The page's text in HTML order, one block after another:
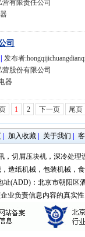
营有限责任公司
司
发布者
营股份有限公司
器
1 2 下一页 尾页
加入收藏 关于我们
，切屑压块机，深冷处
造纸机械，包装机械，
址(ADD)：北京市朝阳
业负责信息内容的真实